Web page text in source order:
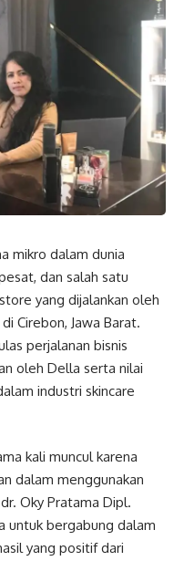
mikro dalam dunia
dan salah satu
yang dijalankan oleh
Cirebon, Jawa Barat.
perjalanan bisnis
oleh Della serta nilai
industri skincare
kali muncul karena
dalam menggunakan
Oky Pratama Dipl.
untuk bergabung dalam
yang positif dari